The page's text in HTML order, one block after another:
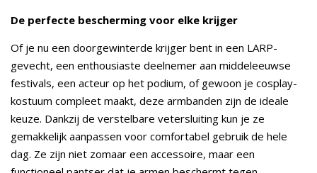
De perfecte bescherming voor elke krijger
Of je nu een doorgewinterde krijger bent in een LARP-
gevecht, een enthousiaste deelnemer aan middeleeuwse
festivals, een acteur op het podium, of gewoon je cosplay-
kostuum compleet maakt, deze armbanden zijn de ideale
keuze. Dankzij de verstelbare vetersluiting kun je ze
gemakkelijk aanpassen voor comfortabel gebruik de hele
dag. Ze zijn niet zomaar een accessoire, maar een